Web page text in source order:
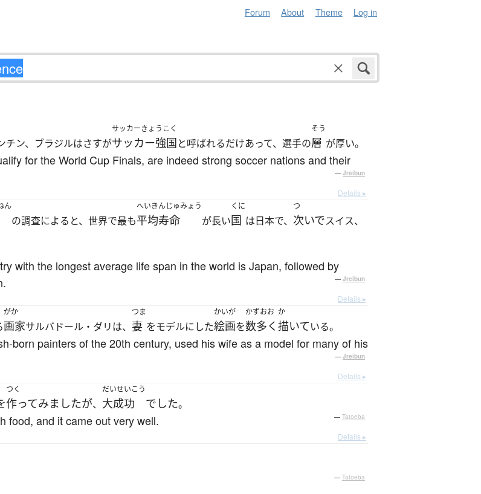
Forum About Theme Log in
チン、ブラジルはさすが
サッカーきょうこく
サッカー強国と呼ばれるだけあって、選手の
そう
層 が厚い。
for the World Cup Finals, are indeed strong soccer nations and their
— Jreibun
Details ▸
ん
の調査によると、世界で最も
へいきんじゅみょう
平均寿命 が長い
くに
国 は日本で、
つ
次いでスイス、
with the longest average life span in the world is Japan, followed by
— Jreibun
Details ▸
がか
画家サルバドール・ダリは、
つま
妻 をモデルにした
かいが
絵画を
かずおお
数多く
か
描いている。
born painters of the 20th century, used his wife as a model for many of his
— Jreibun
Details ▸
つく
作ってみましたが、
だいせいこう
大成功 でした。
food, and it came out very well. — Tatoeba
Details ▸
— Tatoeba